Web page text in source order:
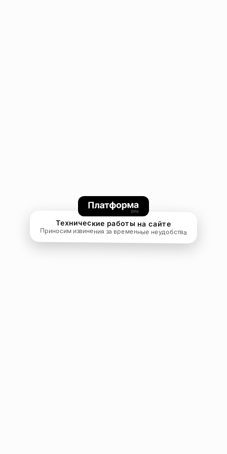
Технические работы на сайте
Приносим извинения за временные неудобства